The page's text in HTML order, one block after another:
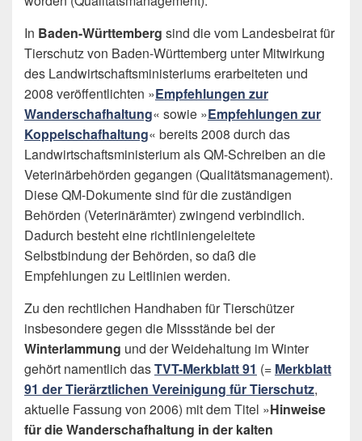
In Baden-Württemberg sind die vom Landesbeirat für
Tierschutz von Baden-Württemberg unter Mitwirkung
des Landwirtschaftsministeriums erarbeiteten und
2008 veröffentlichten »Empfehlungen zur
Wanderschafhaltung« sowie »Empfehlungen zur
Koppelschafhaltung« bereits 2008 durch das
Landwirtschaftsministerium als QM-Schreiben an die
Veterinärbehörden gegangen (Qualitätsmanagement).
Diese QM-Dokumente sind für die zuständigen
Behörden (Veterinärämter) zwingend verbindlich.
Dadurch besteht eine richtliniengeleitete
Selbstbindung der Behörden, so daß die
Empfehlungen zu Leitlinien werden.
Zu den rechtlichen Handhaben für Tierschützer
insbesondere gegen die Missstände bei der
Winterlammung und der Weidehaltung im Winter
gehört namentlich dasTVT-Merkblatt 91 (= Merkblatt
91 der Tierärztlichen Vereinigung für Tierschutz,
aktuelle Fassung von 2006) mit dem Titel »Hinweise
für die Wanderschafhaltung in der kalten